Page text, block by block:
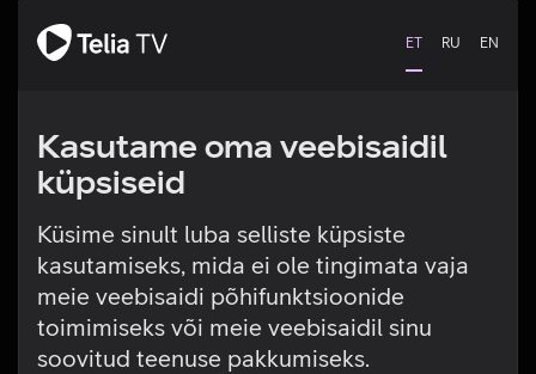
ET RU EN
Kasutame oma veebisaidil
küpsiseid
Küsime sinult luba selliste küpsiste
kasutamiseks, mida ei ole tingimata vaja
meie veebisaidi põhifunktsioonide
toimimiseks või meie veebisaidil sinu
soovitud teenuse pakkumiseks.
Tehniline viga